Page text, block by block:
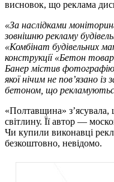
висновок, що реклама
«За наслідками
зовнішню рекламу
«Комбінат будівельних
конструкції «Бетон
Банер містив фотографію
якої нічим не пов’язано
бетоном, що
«Полтавщина» з’ясувала,
світлину. Її автор —
Чи купили виконавці
безкоштовно, невідомо.